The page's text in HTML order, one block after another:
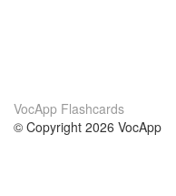
VocApp Flashcards
© Copyright 2026 VocApp